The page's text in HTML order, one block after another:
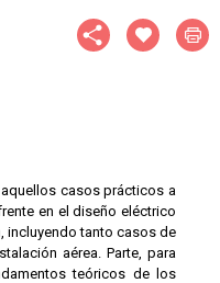
casos prácticos a
en el diseño eléctrico
incluyendo tanto casos de
aérea. Parte, para
teóricos de los